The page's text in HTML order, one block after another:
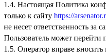
1.4. Настоящая Политика
только к сайту https://
не несет ответственность за
Пользователь может перейти
1.5. Оператор вправе